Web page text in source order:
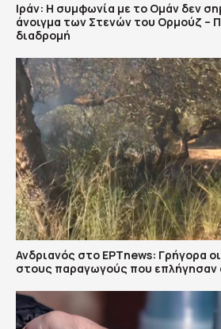
Ιράν: Η συμφωνία με το Ομάν δεν
άνοιγμα των Στενών του Ορμούζ –
διαδρομή
Ανδριανός στο ΕΡΤnews: Γρήγορα
στους παραγωγούς που επλήγησαν